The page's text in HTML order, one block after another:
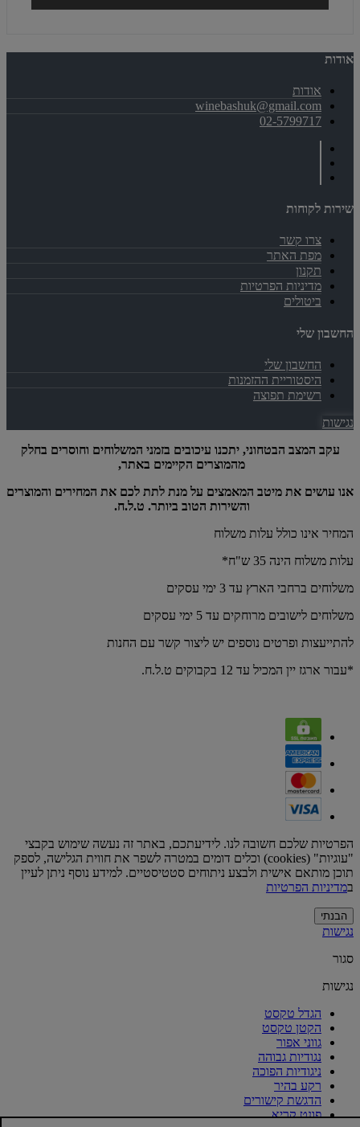
אודות
אודות
winebashuk@gmail.com
02-5799717
שירות לקוחות
צרו קשר
מפת האתר
תקנון
מדיניות הפרטיות
ביטולים
החשבון שלי
החשבון שלי
היסטוריית ההזמנות
רשימת תפוצה
נגישות
עקב המצב הבטחוני, יתכנו עיכובים בזמני המשלוחים וחוסרים בחלק
מהמוצרים הקיימים באתר,
אנו עושים את מיטב המאמצים על מנת לתת לכם את המחירים והמוצרים
והשירות הטוב ביותר. ט.ל.ח.
המחיר אינו כולל עלות משלוח
עלות משלוח הינה 35 ש"ח*
משלוחים ברחבי הארץ עד 3 ימי עסקים
משלוחים לישובים מרוחקים עד 5 ימי עסקים
להתייעצות ופרטים נוספים יש ליצור קשר עם החנות
*עבור ארגז יין המכיל עד 12 בקבוקים ט.ל.ח.
הפרטיות שלכם חשובה לנו. לידיעתכם, באתר זה נעשה שימוש בקבצי
"עוגיות" (cookies) וכלים דומים במטרה לשפר את חווית הגלישה, לספק
תוכן מותאם אישית ולבצע ניתוחים סטטיסטיים. למידע נוסף ניתן לעיין
במדיניות הפרטיות
הבנתי
נגישות
סגור
נגישות
הגדל טקסט
הקטן טקסט
גווני אפור
נגודיות גבוהה
ניגודיות הפוכה
רקע בהיר
הדגשת קישורים
פונט קריא